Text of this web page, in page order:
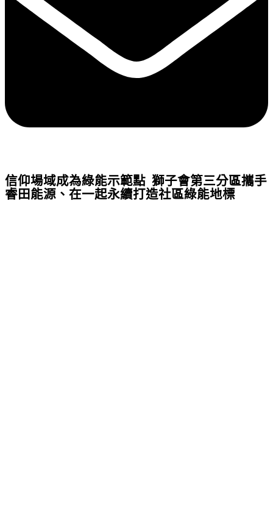
信仰場域成為綠能示範點 獅子會第三分區攜手
睿田能源、在一起永續打造社區綠能地標